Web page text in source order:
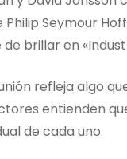
Seymour
brillar en
refleja algo
entienden
de cada uno.